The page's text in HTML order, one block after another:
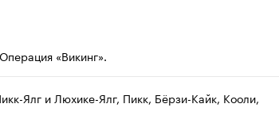
«Викинг».
Ялг и Люхике-Ялг, Пикк, Бёрзи-Кайк, Кооли,